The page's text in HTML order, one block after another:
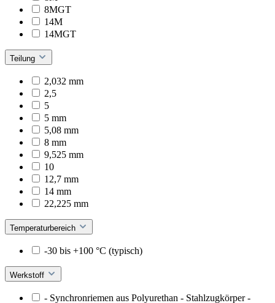
8MGT
14M
14MGT
Teilung
2,032 mm
2,5
5
5 mm
5,08 mm
8 mm
9,525 mm
10
12,7 mm
14 mm
22,225 mm
Temperaturbereich
-30 bis +100 °C (typisch)
Werkstoff
- Synchronriemen aus Polyurethan - Stahlzugkörper -